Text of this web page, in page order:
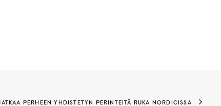
PERHEEN YHDISTETYN PERINTEITÄ RUKA NORDICISSA